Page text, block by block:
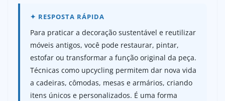
Para praticar a decoração sustentável e reutilizar
móveis antigos, você pode restaurar, pintar,
estofar ou transformar a função original da peça.
Técnicas como upcycling permitem dar nova vida
a cadeiras, cômodas, mesas e armários, criando
itens únicos e personalizados. É uma forma